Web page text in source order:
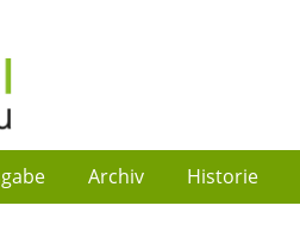
Archiv Historie